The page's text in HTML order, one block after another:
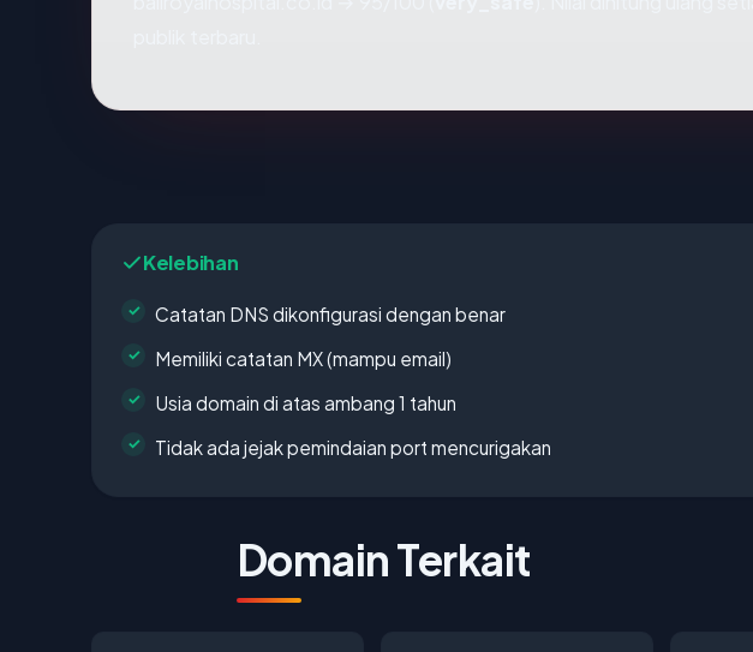
Kelebihan
Catatan DNS dikonfigurasi dengan benar
Memiliki catatan MX (mampu email)
Usia domain di atas ambang 1 tahun
Tidak ada jejak pemindaian port mencurigakan
Domain Terkait